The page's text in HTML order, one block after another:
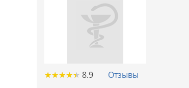
★★★★★
★★★★★ 8.9 Отзывы